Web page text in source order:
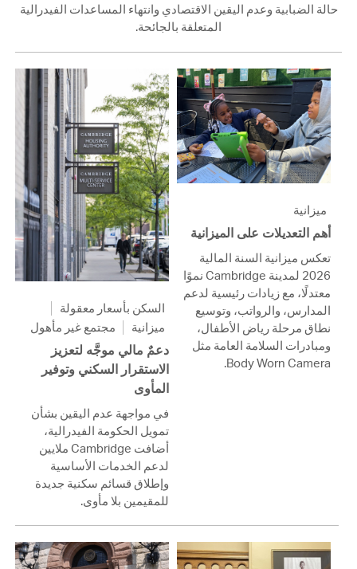
حالة الضبابية وعدم اليقين الاقتصادي وانتهاء المساعدات الفيدرالية
المتعلقة بالجائحة.
السكن بأسعار معقولة
ميزانية
مجتمع غير مأهول
دعمٌ مالي موجَّه لتعزيز
الاستقرار السكني وتوفير
المأوى
في مواجهة عدم اليقين بشأن
تمويل الحكومة الفيدرالية،
أضافت Cambridge ملايين
لدعم الخدمات الأساسية
وإطلاق قسائم سكنية جديدة
للمقيمين بلا مأوى.
ميزانية
أهم التعديلات على الميزانية
تعكس ميزانية السنة المالية
2026 لمدينة Cambridge نموًا
معتدلًا، مع زيادات رئيسية لدعم
المدارس، والرواتب، وتوسيع
نطاق مرحلة رياض الأطفال،
ومبادرات السلامة العامة مثل
Body Worn Camera.